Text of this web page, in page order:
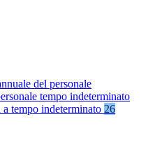
del personale
tempo indeterminato
a tempo indeterminato 26